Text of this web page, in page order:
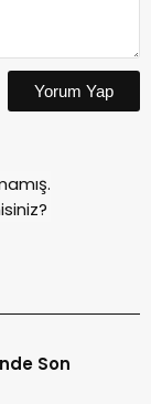
Yorum Yap
Son